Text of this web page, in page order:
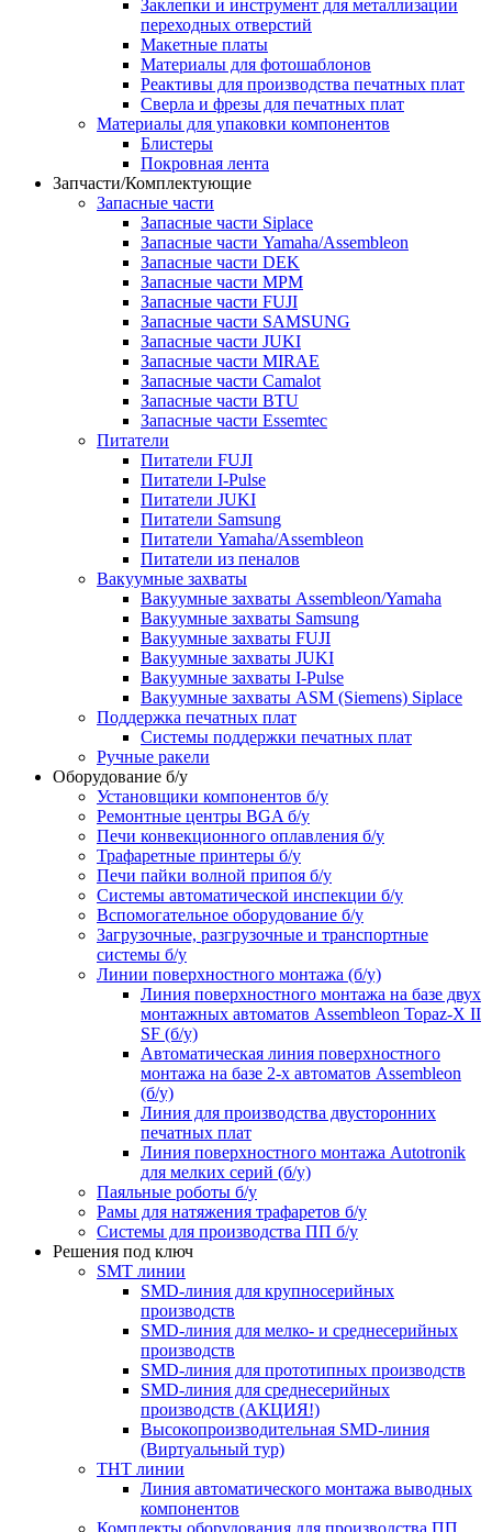
Заклепки и инструмент для металлизации
переходных отверстий
Макетные платы
Материалы для фотошаблонов
Реактивы для производства печатных плат
Сверла и фрезы для печатных плат
Материалы для упаковки компонентов
Блистеры
Покровная лента
Запчасти/Комплектующие
Запасные части
Запасные части Siplace
Запасные части Yamaha/Assembleon
Запасные части DEK
Запасные части MPM
Запасные части FUJI
Запасные части SAMSUNG
Запасные части JUKI
Запасные части MIRAE
Запасные части Camalot
Запасные части BTU
Запасные части Essemtec
Питатели
Питатели FUJI
Питатели I-Pulse
Питатели JUKI
Питатели Samsung
Питатели Yamaha/Assembleon
Питатели из пеналов
Вакуумные захваты
Вакуумные захваты Assembleon/Yamaha
Вакуумные захваты Samsung
Вакуумные захваты FUJI
Вакуумные захваты JUKI
Вакуумные захваты I-Pulse
Вакуумные захваты ASM (Siemens) Siplace
Поддержка печатных плат
Системы поддержки печатных плат
Ручные ракели
Оборудование б/у
Установщики компонентов б/у
Ремонтные центры BGA б/у
Печи конвекционного оплавления б/у
Трафаретные принтеры б/у
Печи пайки волной припоя б/у
Системы автоматической инспекции б/у
Вспомогательное оборудование б/у
Загрузочные, разгрузочные и транспортные
системы б/у
Линии поверхностного монтажа (б/у)
Линия поверхностного монтажа на базе двух
монтажных автоматов Assembleon Topaz-X II
SF (б/у)
Автоматическая линия поверхностного
монтажа на базе 2-х автоматов Assembleon
(б/у)
Линия для производства двусторонних
печатных плат
Линия поверхностного монтажа Autotronik
для мелких серий (б/у)
Паяльные роботы б/у
Рамы для натяжения трафаретов б/у
Системы для производства ПП б/у
Решения под ключ
SMT линии
SMD-линия для крупносерийных
производств
SMD-линия для мелко- и среднесерийных
производств
SMD-линия для прототипных производств
SMD-линия для среднесерийных
производств (АКЦИЯ!)
Высокопроизводительная SMD-линия
(Виртуальный тур)
THT линии
Линия автоматического монтажа выводных
компонентов
Комплекты оборудования для производства ПП